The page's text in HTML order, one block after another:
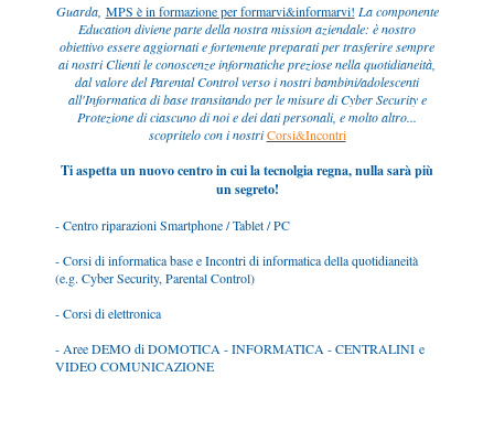
Guarda, MPS è in formazione per formarvi&informarvi! La componente
Education diviene parte della nostra mission aziendale: è nostro
obiettivo essere aggiornati e fortemente preparati per trasferire sempre
ai nostri Clienti le conoscenze informatiche preziose nella quotidianeità,
dal valore del Parental Control verso i nostri bambini/adolescenti
all'Informatica di base transitando per le misure di Cyber Security e
Protezione di ciascuno di noi e dei dati personali, e molto altro...
scopritelo con i nostri Corsi&Incontri
Ti aspetta un nuovo centro in cui la tecnolgia regna, nulla sarà più
un segreto!
- Centro riparazioni Smartphone / Tablet / PC
- Corsi di informatica base e Incontri di informatica della quotidianeità
(e.g. Cyber Security, Parental Control)
- Corsi di elettronica
- Aree DEMO di DOMOTICA - INFORMATICA - CENTRALINI e
VIDEO COMUNICAZIONE